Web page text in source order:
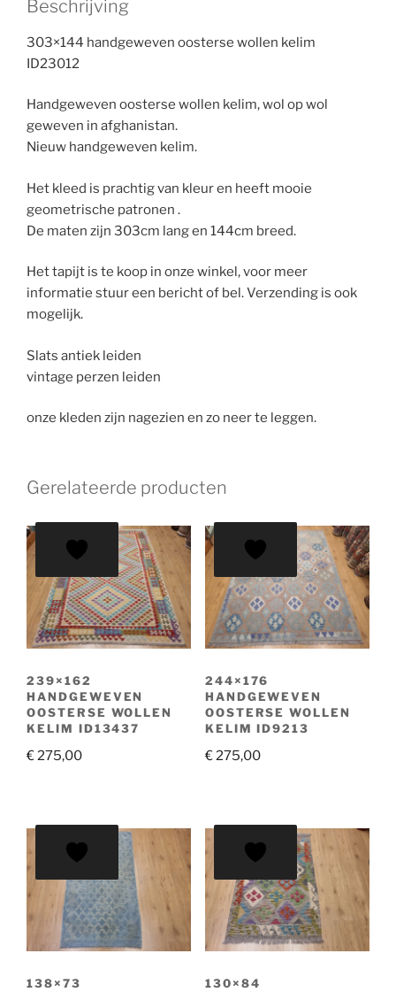
Beschrijving
303×144 handgeweven oosterse wollen kelim
ID23012
Handgeweven oosterse wollen kelim, wol op wol
geweven in afghanistan.
Nieuw handgeweven kelim.
Het kleed is prachtig van kleur en heeft mooie
geometrische patronen .
De maten zijn 303cm lang en 144cm breed.
Het tapijt is te koop in onze winkel, voor meer
informatie stuur een bericht of bel. Verzending is ook
mogelijk.
Slats antiek leiden
vintage perzen leiden
onze kleden zijn nagezien en zo neer te leggen.
Gerelateerde producten
239×162
HANDGEWEVEN
OOSTERSE WOLLEN
KELIM ID13437
€ 275,00
244×176
HANDGEWEVEN
OOSTERSE WOLLEN
KELIM ID9213
€275,00
138×73
130×84